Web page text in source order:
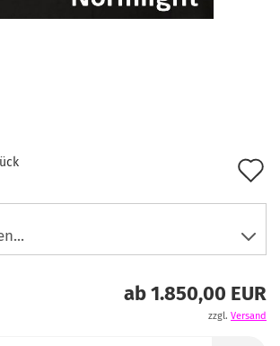
ab 1.850,00 EUR
zzgl. Versand